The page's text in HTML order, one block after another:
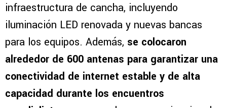
infraestructura de cancha, incluyendo
iluminación LED renovada y nuevas bancas
para los equipos. Además, se colocaron
alrededor de 600 antenas para garantizar una
conectividad de internet estable y de alta
capacidad durante los encuentros